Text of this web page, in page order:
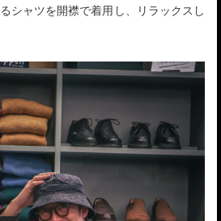
シャツを開襟で着用し、リラックスし